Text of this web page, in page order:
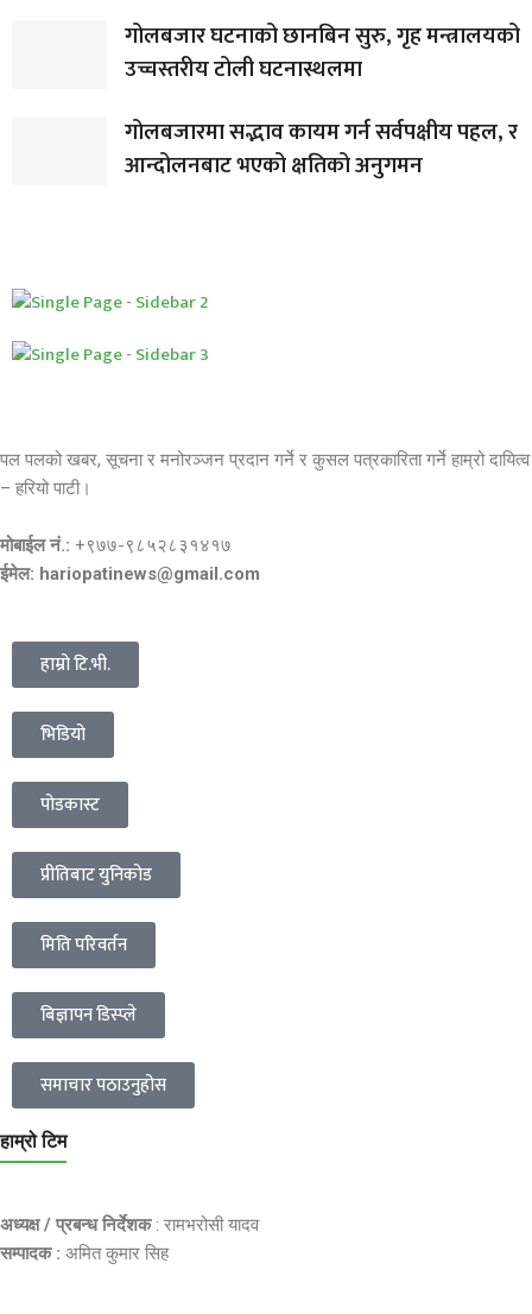
गोलबजार घटनाको छानबिन सुरु, गृह मन्त्रालयको
उच्चस्तरीय टोली घटनास्थलमा
गोलबजारमा सद्भाव कायम गर्न सर्वपक्षीय पहल, र
आन्दोलनबाट भएको क्षतिको अनुगमन
पल पलको खबर, सूचना र मनोरञ्जन प्रदान गर्ने र कुसल पत्रकारिता गर्ने हाम्रो दायित्व
– हरियो पाटी।
मोबाईल नं.: +९७७-९८५२८३१४१७
ईमेल: hariopatinews@gmail.com
हाम्रो टि.भी.
भिडियो
पोडकास्ट
प्रीतिबाट युनिकोड
मिति परिवर्तन
बिज्ञापन डिस्प्ले
समाचार पठाउनुहोस
हाम्रो टिम
अध्यक्ष / प्रबन्ध निर्देशक: रामभरोसी यादव
सम्पादक : अमित कुमार सिह